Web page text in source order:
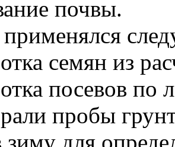
почвы.
семян из
посевов по
пробы